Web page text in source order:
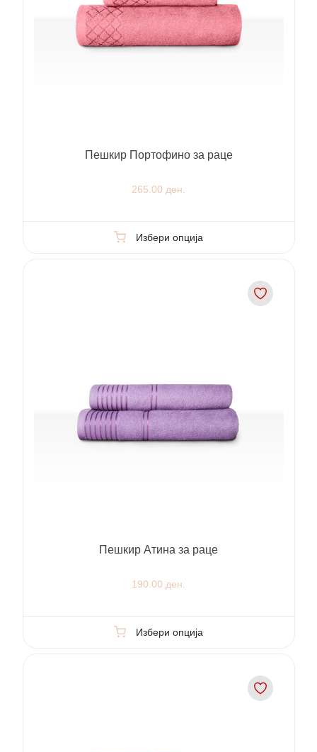
Пешкир Портофино за раце
265.00 ден.
Избери опција
Пешкир Атина за раце
190.00 ден.
Избери опција